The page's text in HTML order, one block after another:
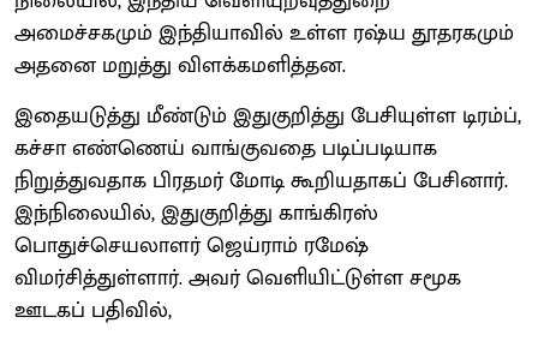
அமைச்சகமும் இந்தியாவில் உள்ள ரஷ்ய தூதரகமும்
அதனை மறுத்து விளக்கமளித்தன.
இதையடுத்து மீண்டும் இதுகுறித்து பேசியுள்ள டிரம்ப்,
கச்சா எண்ணெய் வாங்குவதை படிப்படியாக
நிறுத்துவதாக பிரதமர் மோடி கூறியதாகப் பேசினார்.
இந்நிலையில், இதுகுறித்து காங்கிரஸ்
பொதுச்செயலாளர் ஜெய்ராம் ரமேஷ்
விமர்சித்துள்ளார். அவர் வெளியிட்டுள்ள சமூக
ஊடகப் பதிவில்,